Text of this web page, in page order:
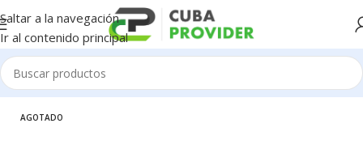
Saltar a la navegación
Ir al contenido principal
Inicio/Electrodomésticos/Televisores
AGOTADO